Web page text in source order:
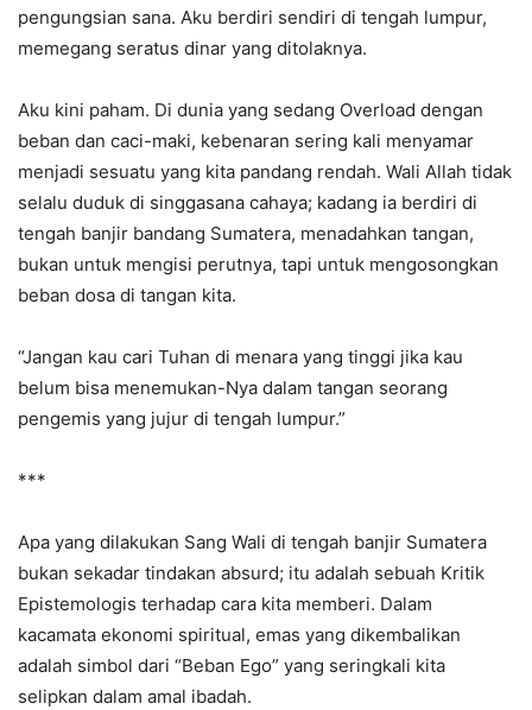
pengungsian sana. Aku berdiri sendiri di tengah lumpur,
memegang seratus dinar yang ditolaknya.
Aku kini paham. Di dunia yang sedang Overload dengan
beban dan caci-maki, kebenaran sering kali menyamar
menjadi sesuatu yang kita pandang rendah. Wali Allah tidak
selalu duduk di singgasana cahaya; kadang ia berdiri di
tengah banjir bandang Sumatera, menadahkan tangan,
bukan untuk mengisi perutnya, tapi untuk mengosongkan
beban dosa di tangan kita.
“Jangan kau cari Tuhan di menara yang tinggi jika kau
belum bisa menemukan-Nya dalam tangan seorang
pengemis yang jujur di tengah lumpur.”
***
Apa yang dilakukan Sang Wali di tengah banjir Sumatera
bukan sekadar tindakan absurd; itu adalah sebuah Kritik
Epistemologis terhadap cara kita memberi. Dalam
kacamata ekonomi spiritual, emas yang dikembalikan
adalah simbol dari “Beban Ego” yang seringkali kita
selipkan dalam amal ibadah.